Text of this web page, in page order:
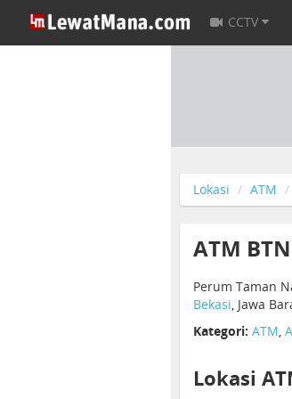
CCTV
Lokasi ATM
ATM BTN
Perum Taman
Bekasi, Jawa
Kategori: ATM,
Lokasi